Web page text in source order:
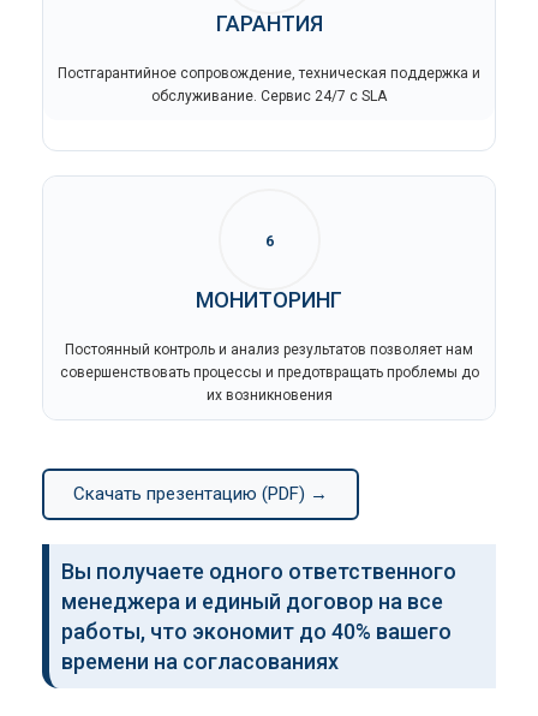
ГАРАНТИЯ
Постгарантийное сопровождение, техническая поддержка и
обслуживание. Сервис 24/7 с SLA
6
МОНИТОРИНГ
Постоянный контроль и анализ результатов позволяет нам
совершенствовать процессы и предотвращать проблемы до
их возникновения
Скачать презентацию (PDF) →
Вы получаете одного ответственного
менеджера и единый договор на все
работы, что экономит до 40% вашего
времени на согласованиях